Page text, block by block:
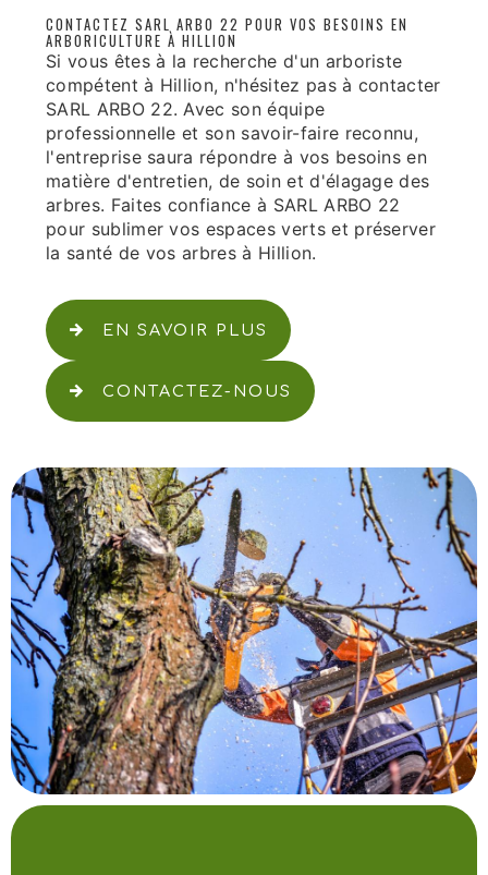
CONTACTEZ SARL ARBO 22 POUR VOS BESOINS EN
ARBORICULTURE À HILLION
Si vous êtes à la recherche d'un arboriste
compétent à Hillion, n'hésitez pas à contacter
SARL ARBO 22. Avec son équipe
professionnelle et son savoir-faire reconnu,
l'entreprise saura répondre à vos besoins en
matière d'entretien, de soin et d'élagage des
arbres. Faites confiance à SARL ARBO 22
pour sublimer vos espaces verts et préserver
la santé de vos arbres à Hillion.
EN SAVOIR PLUS
CONTACTEZ-NOUS